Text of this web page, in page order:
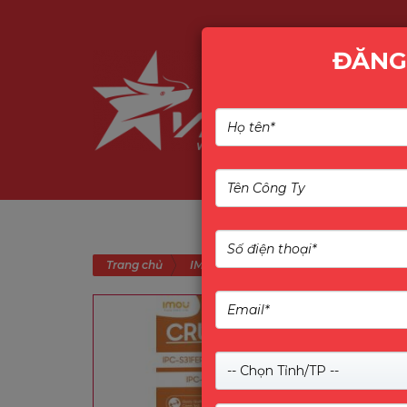
Trang chủ IMOU IMOU CRUISER SE+
-- Chọn Tỉnh/TP --